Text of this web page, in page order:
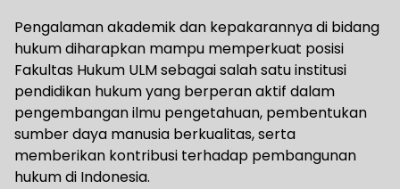
Pengalaman akademik dan kepakarannya di bidang
hukum diharapkan mampu memperkuat posisi
Fakultas Hukum ULM sebagai salah satu institusi
pendidikan hukum yang berperan aktif dalam
pengembangan ilmu pengetahuan, pembentukan
sumber daya manusia berkualitas, serta
memberikan kontribusi terhadap pembangunan
hukum di Indonesia.